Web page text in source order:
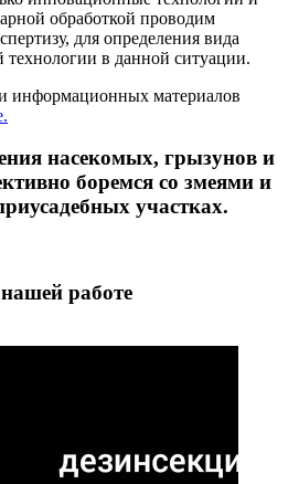
обработкой проводим
для определения вида
технологии в данной ситуации.
информационных материалов
насекомых, грызунов и
боремся со змеями и
участках.
работе